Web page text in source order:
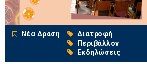
Νέα Δράση
Διατροφή
Περιβάλλον
Εκδηλώσεις